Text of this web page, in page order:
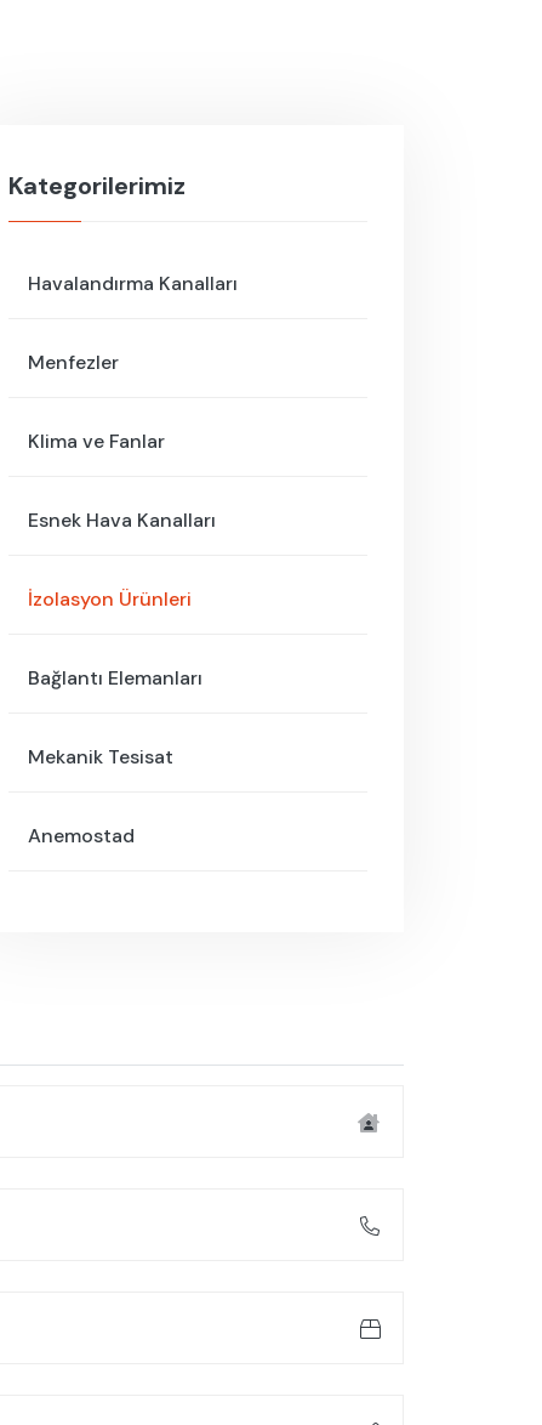
Kategorilerimiz
Havalandırma Kanalları
Menfezler
Klima ve Fanlar
Esnek Hava Kanalları
İzolasyon Ürünleri
Bağlantı Elemanları
Mekanik Tesisat
Anemostad